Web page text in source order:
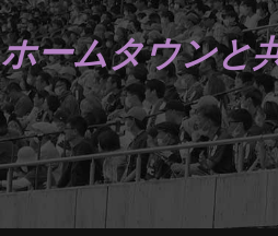
ホームタウンと